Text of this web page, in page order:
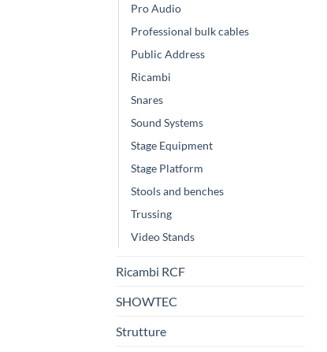
Pro Audio
Professional bulk cables
Public Address
Ricambi
Snares
Sound Systems
Stage Equipment
Stage Platform
Stools and benches
Trussing
Video Stands
Ricambi RCF
SHOWTEC
Strutture